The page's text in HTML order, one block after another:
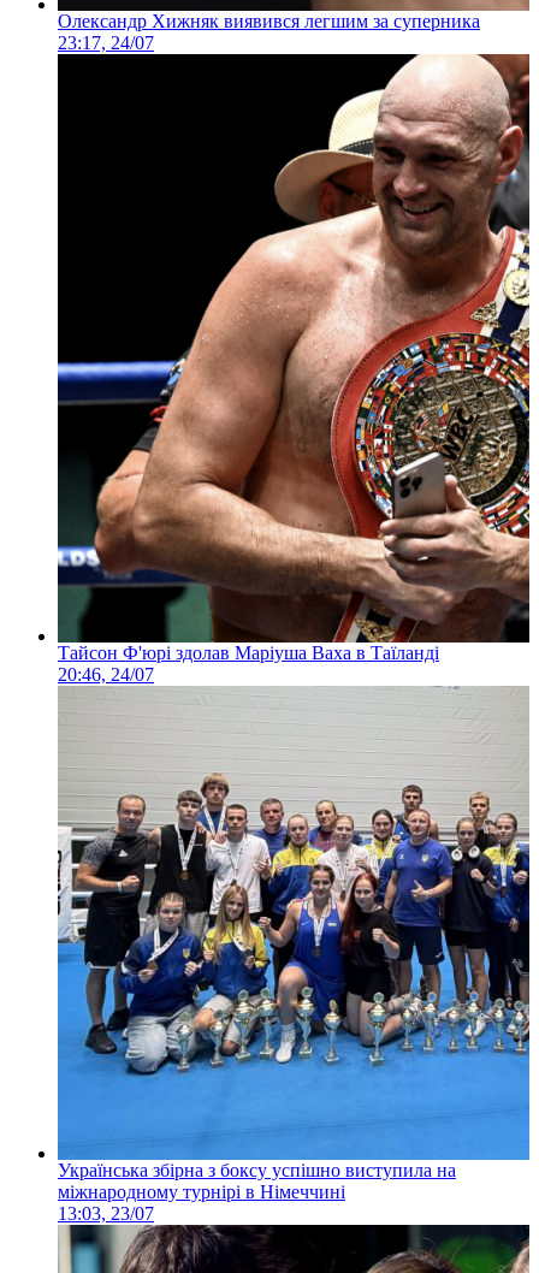
Олександр Хижняк виявився легшим за суперника
23:17, 24/07
Тайсон Ф'юрі здолав Маріуша Ваха в Таїланді
20:46, 24/07
Українська збірна з боксу успішно виступила на
міжнародному турнірі в Німеччині
13:03, 23/07